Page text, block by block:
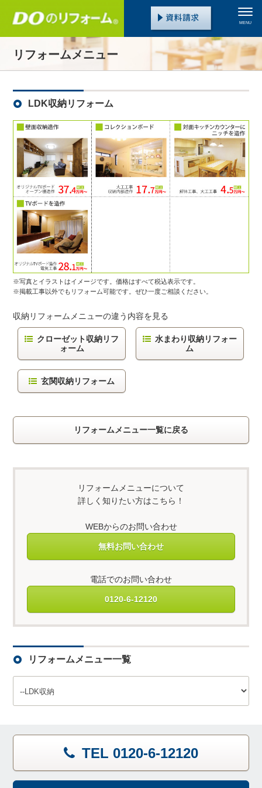
MENU
リフォームメニュー
LDK収納リフォーム
※写真とイラストはイメージです。価格はすべて税込表示です。
※掲載工事以外でもリフォーム可能です。ぜひ一度ご相談ください。
収納リフォームメニューの違う内容を見る
クローゼット収納リフ
ォーム
水まわり収納リフォー
ム
玄関収納リフォーム
リフォームメニュー一覧に戻る
リフォームメニューについて
詳しく知りたい方はこちら！
WEBからのお問い合わせ
無料お問い合わせ
電話でのお問い合わせ
0120-6-12120
リフォームメニュー一覧
TEL 0120-6-12120